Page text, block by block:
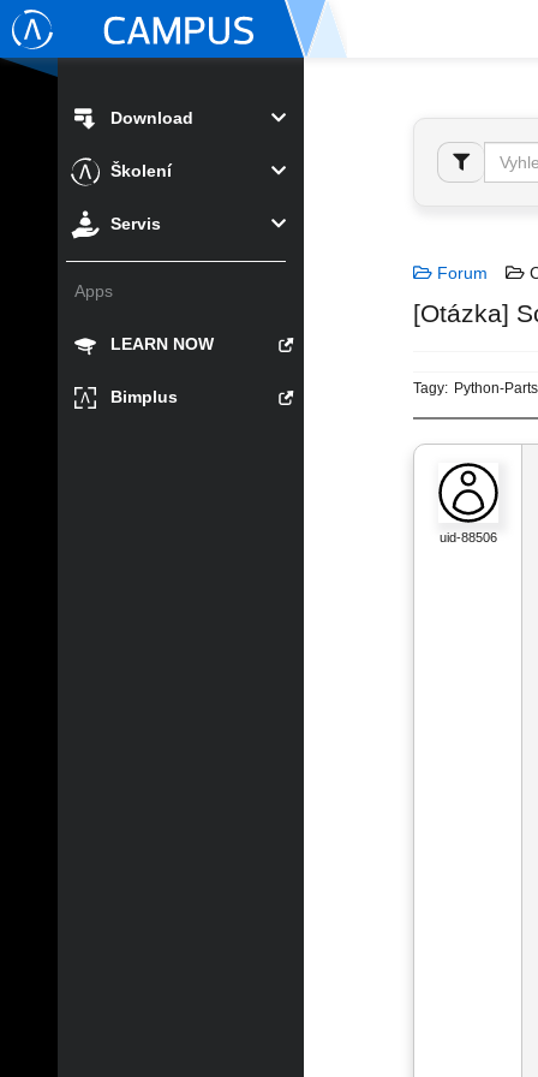
Download
Školení
Servis
Apps
LEARN NOW
Bimplus
Forum
[Otázka]
Tagy: Python-Parts
uid-88506